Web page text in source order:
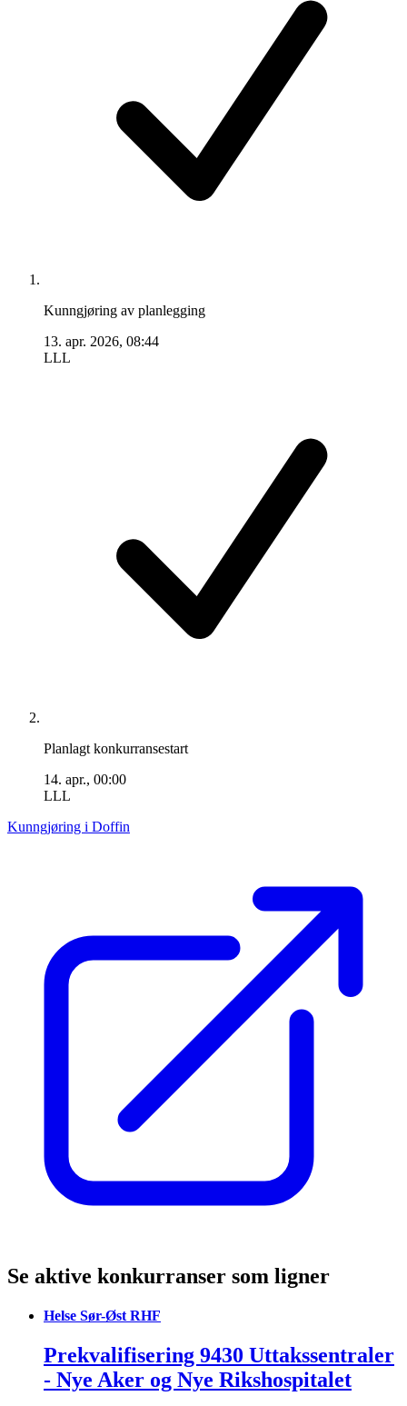
Kunngjøring av planlegging
13. apr. 2026, 08:44
LLL
Planlagt konkurransestart
14. apr., 00:00
LLL
Kunngjøring i Doffin
Se aktive konkurranser som ligner
Helse Sør-Øst RHF
Prekvalifisering 9430 Uttakssentraler
- Nye Aker og Nye Rikshospitalet